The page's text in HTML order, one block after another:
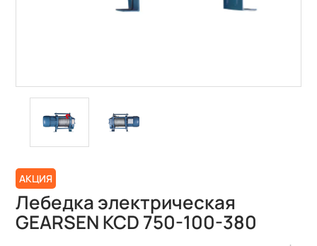
АКЦИЯ
Лебедка электрическая
GEARSEN KCD 750-100-380